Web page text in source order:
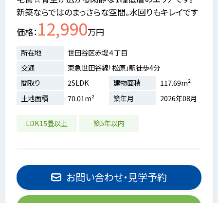
新築ならではのまっさらな空間。水回りもキレイです
価格 12,990万円
所在地
世田谷区赤堤４丁目
交通
東急世田谷線「松原」駅徒歩4分
間取り
2SLDK 建物面積
117.69m²
土地面積
70.01m² 築年月 2026年08月
LDK15畳以上 築5年以内
お問い合わせ・見学予約